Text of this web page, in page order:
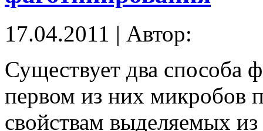
17.04.2011 | Автор:
Существует два способа
первом из них микробов
свойствам выделяемых